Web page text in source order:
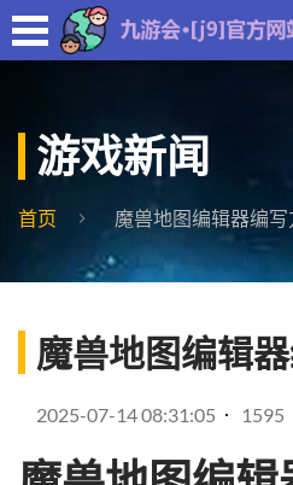
游戏新闻
首页 魔兽地图编辑器编
魔兽地图编辑
2025-07-14 08:31:05 1595